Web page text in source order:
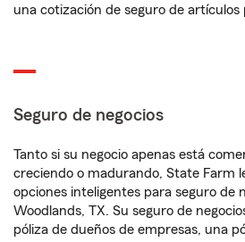
una cotización de seguro de artículos
Seguro de negocios
Tanto si su negocio apenas está
creciendo o madurando, State Farm
opciones inteligentes para seguro de
Woodlands, TX. Su seguro de
póliza de dueños de empresas, una